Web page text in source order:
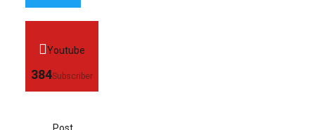
Youtube
384Subscriber